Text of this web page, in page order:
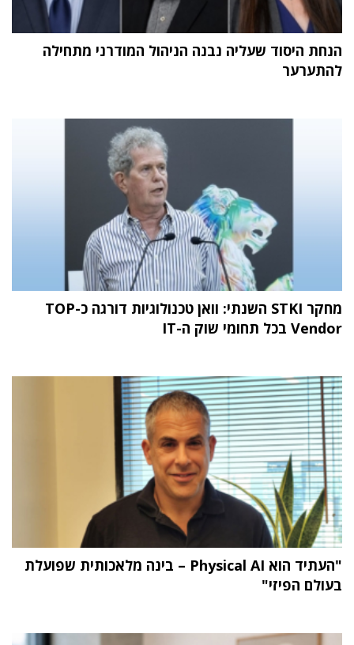
הנחת היסוד שעליה נבנה הניהול המודרני מתחילה
להתערער
מחקר STKI השנתי: וואן טכנולוגיות דורגה כ-TOP
Vendor בכל תחומי שוק ה-IT
"העתיד הוא Physical AI – בינה מלאכותית שפועלת
בעולם הפיזי"